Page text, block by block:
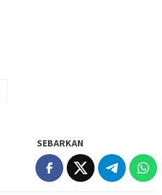
SEBARKAN